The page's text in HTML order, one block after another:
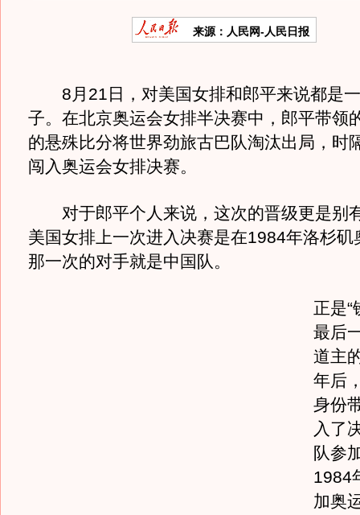
来源：人民网-人民日报
8月21日，对美国女排和郎平来说都是
子。在北京奥运会女排半决赛中，郎平带领
的悬殊比分将世界劲旅古巴队淘汰出局，时
闯入奥运会女排决赛。
对于郎平个人来说，这次的晋级更是别
美国女排上一次进入决赛是在1984年洛杉矶
那一次的对手就是中国队。
正是“
最后
道主
年后
身份
入了
队参
1984
加奥